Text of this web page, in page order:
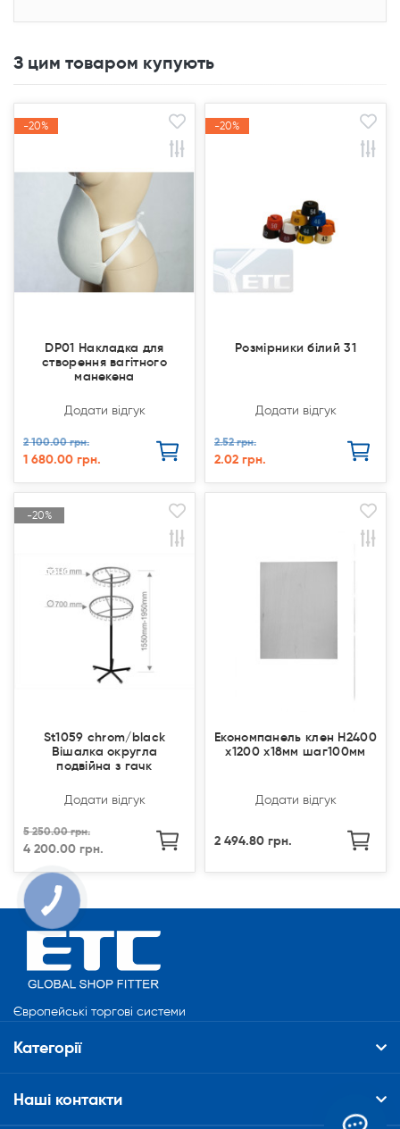
З цим товаром купують
-20%
-20%
DP01 Накладка для
створення вагітного
манекена
Додати відгук
2 100.00 грн.
1 680.00 грн.
-20%
-20%
Розмірники білий 31
Додати відгук
2.52 грн.
2.02 грн.
-20%
Продано
-20%
Продано
St1059 chrom/black
Вішалка округла
подвійна з гачк
Додати відгук
5 250.00 грн.
4 200.00 грн.
Економпанель клен Н2400
х1200 х18мм шаг100мм
Додати відгук
2 494.80 грн.
Європейські торгові системи
Категорії
Наші контакти
КНОПКА
СВЯЗИ